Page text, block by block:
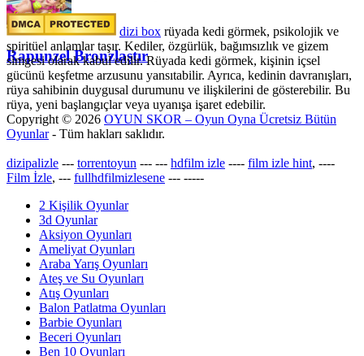
Rapunzel Bronzlaştır
dizi box rüyada kedi görmek​, psikolojik ve
spiritüel anlamlar taşır. Kediler, özgürlük, bağımsızlık ve gizem
simgesi olarak kabul edilir. Rüyada kedi görmek, kişinin içsel
gücünü keşfetme arzusunu yansıtabilir. Ayrıca, kedinin davranışları,
rüya sahibinin duygusal durumunu ve ilişkilerini de gösterebilir. Bu
rüya, yeni başlangıçlar veya uyanışa işaret edebilir.
Copyright © 2026 OYUN SKOR – Oyun Oyna Ücretsiz Bütün
Oyunlar- Tüm hakları saklıdır.
dizipalizle --- torrentoyun --- --- hdfilm izle ---- film izle hint, ----
Film İzle, --- fullhdfilmizlesene --- -----
2 Kişilik Oyunlar
3d Oyunlar
Aksiyon Oyunları
Ameliyat Oyunları
Araba Yarış Oyunları
Ateş ve Su Oyunları
Atış Oyunları
Balon Patlatma Oyunları
Barbie Oyunları
Beceri Oyunları
Ben 10 Oyunları